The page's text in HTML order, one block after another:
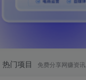
热门项目 免费分享网赚资讯